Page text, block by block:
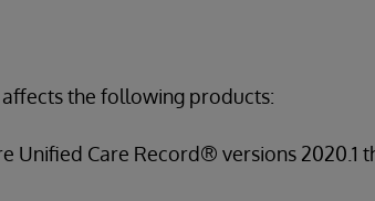
the following products:
Unified Care Record® versions 2020.1